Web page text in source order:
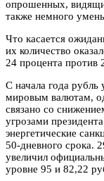
опрошенных,
также немного
Что касается
их количество
24 процента против
С начала года
мировым валютам,
связано со
угрозами
энергетические
50-дневного срока.
увеличил
уровне 95 и 82,22